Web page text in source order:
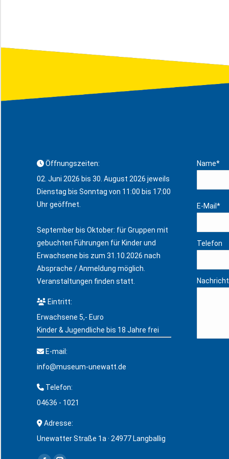
Öffnungszeiten:
02. Juni 2026 bis 30. August 2026 jeweils
Dienstag bis Sonntag von 11:00 bis 17:00
Uhr geöffnet.
September bis Oktober: für Gruppen mit
gebuchten Führungen für Kinder und
Erwachsene bis zum 31.10.2026 nach
Absprache / Anmeldung möglich.
Veranstaltungen finden statt.
Eintritt:
Erwachsene 5,- Euro
Kinder & Jugendliche bis 18 Jahre frei
E-mail:
info@museum-unewatt.de
Telefon:
04636 - 1021
Adresse:
Unewatter Straße 1a · 24977 Langballig
Name*
E-Mail*
Telefon